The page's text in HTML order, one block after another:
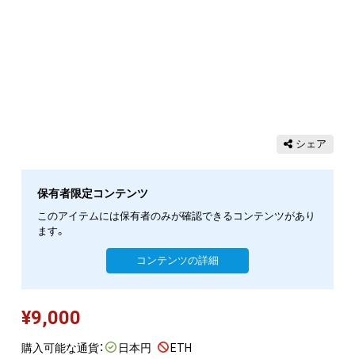
シェア
保有者限定コンテンツ
このアイテムには保有者のみが確認できるコンテンツがあり
ます。
コンテンツの詳細
¥9,000
購入可能な通貨： 日本円
ETH